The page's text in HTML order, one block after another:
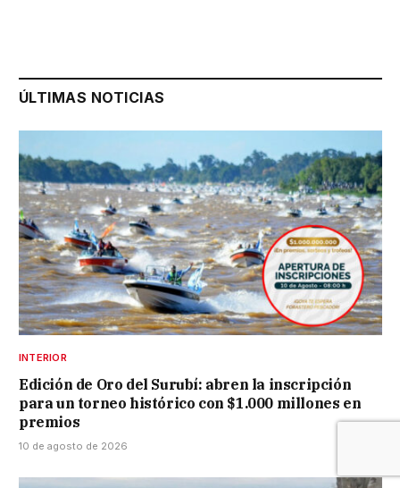
ÚLTIMAS NOTICIAS
INTERIOR
Edición de Oro del Surubí: abren la inscripción
para un torneo histórico con $1.000 millones en
premios
10 de agosto de 2026